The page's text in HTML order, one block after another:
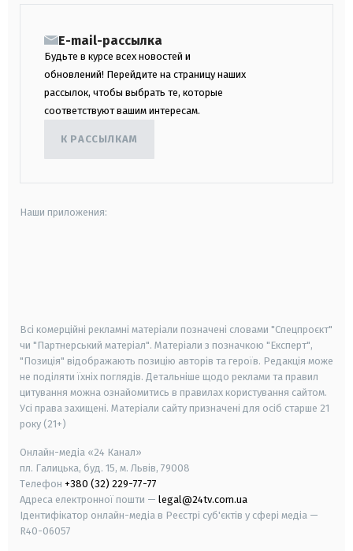
E-mail-рассылка
Будьте в курсе всех новостей и
обновлений! Перейдите на страницу наших
рассылок, чтобы выбрать те, которые
соответствуют вашим интересам.
К РАССЫЛКАМ
Наши приложения:
Всі комерційні рекламні матеріали позначені словами "Спецпроєкт"
чи "Партнерський матеріал". Матеріали з позначкою "Експерт",
"Позиція" відображають позицію авторів та героїв. Редакція може
не поділяти їхніх поглядів. Детальніше щодо реклами та правил
цитування можна ознайомитись в правилах користування сайтом.
Усі права захищені. Матеріали сайту призначені для осіб старше 21
року (21+)
Онлайн-медіа «24 Канал»
пл. Галицька, буд. 15, м. Львів, 79008
Телефон +380 (32) 229-77-77
Адреса електронної пошти — legal@24tv.com.ua
Ідентифікатор онлайн-медіа в Реєстрі суб'єктів у сфері медіа —
R40-06057